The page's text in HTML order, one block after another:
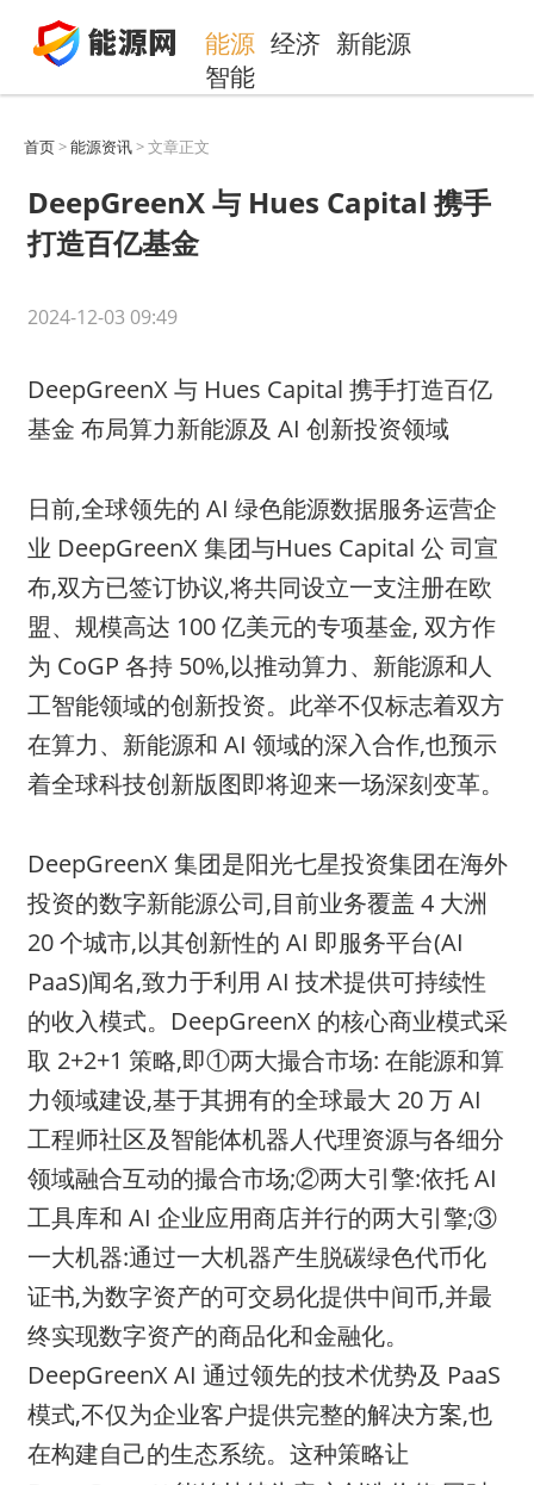
能源 经济
新能源
智能
首页>能源资讯> 文章正文
DeepGreenX 与 Hues Capital 携手
打造百亿基金
2024-12-03 09:49
DeepGreenX 与 Hues Capital 携手打造百亿
基金 布局算力新能源及 AI 创新投资领域
日前,全球领先的 AI 绿色能源数据服务运营企
业 DeepGreenX 集团与Hues Capital 公 司宣
布,双方已签订协议,将共同设立一支注册在欧
盟、规模高达 100 亿美元的专项基金, 双方作
为 CoGP 各持 50%,以推动算力、新能源和人
工智能领域的创新投资。此举不仅标志着双方
在算力、新能源和 AI 领域的深入合作,也预示
着全球科技创新版图即将迎来一场深刻变革。
DeepGreenX 集团是阳光七星投资集团在海外
投资的数字新能源公司,目前业务覆盖 4 大洲
20 个城市,以其创新性的 AI 即服务平台(AI
PaaS)闻名,致力于利用 AI 技术提供可持续性
的收入模式。DeepGreenX 的核心商业模式采
取 2+2+1 策略,即①两大撮合市场: 在能源和算
力领域建设,基于其拥有的全球最大 20 万 AI
工程师社区及智能体机器人代理资源与各细分
领域融合互动的撮合市场;②两大引擎:依托 AI
工具库和 AI 企业应用商店并行的两大引擎;③
一大机器:通过一大机器产生脱碳绿色代币化
证书,为数字资产的可交易化提供中间币,并最
终实现数字资产的商品化和金融化。
DeepGreenX AI 通过领先的技术优势及 PaaS
模式,不仅为企业客户提供完整的解决方案,也
在构建自己的生态系统。这种策略让